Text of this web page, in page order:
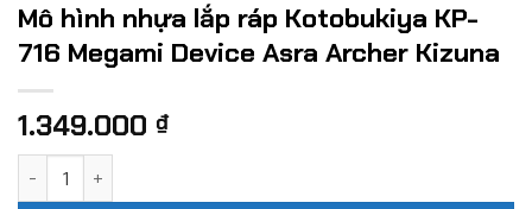
Mô hình nhựa lắp ráp Kotobukiya KP-
716 Megami Device Asra Archer Kizuna
1.349.000 ₫